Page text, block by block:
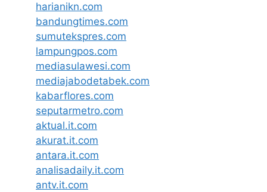
harianikn.com
bandungtimes.com
sumutekspres.com
lampungpos.com
mediasulawesi.com
mediajabodetabek.com
kabarflores.com
seputarmetro.com
aktual.it.com
akurat.it.com
antara.it.com
analisadaily.it.com
antv.it.com